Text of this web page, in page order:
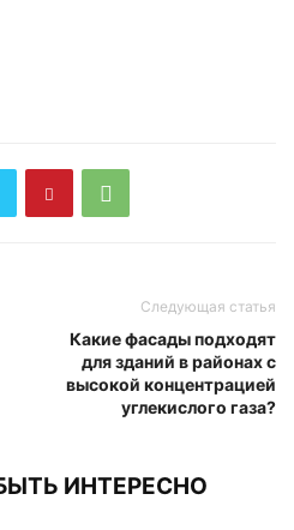
Следующая статья
Какие фасады подходят
для зданий в районах с
высокой концентрацией
углекислого газа?
ИНТЕРЕСНО